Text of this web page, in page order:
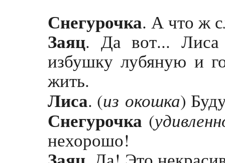
Снегурочка. А что ж
Заяц. Да вот...
избушку лубяную и
жить.
Лиса. (из окошка)
Снегурочка (
нехорошо!